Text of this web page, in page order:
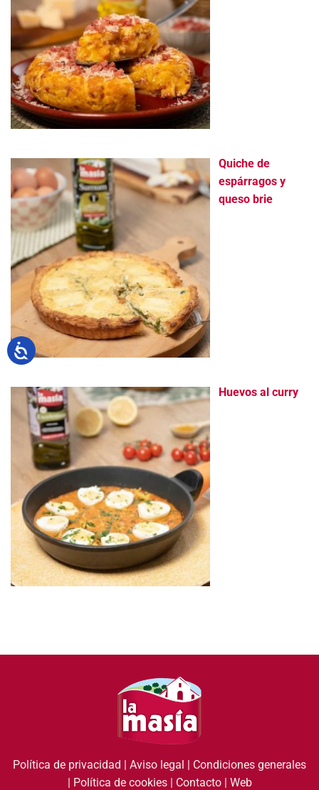
Quiche de
espárragos y
queso brie
Huevos al curry
Política de privacidad | Aviso legal | Condiciones generales
| Política de cookies| Contacto| Web